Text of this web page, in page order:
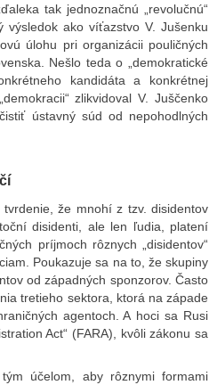
tak jednoznačnú „revolučnú“
výsledok ako víťazstvo V. Jušenku
úlohu pri organizácii pouličných
Nešlo teda o „demokratické
kandidáta a konkrétnej
zlikvidoval V. Juščenko
ústavný súd od nepohodlných
že mnohí z tzv. disidentov
disidenti, ale len ľudia, platení
príjmoch rôznych „disidentov“
Poukazuje sa na to, že skupiny
od západných sponzorov. Často
tretieho sektora, ktorá na západe
agentoch. A hoci sa Rusi
Act“ (FARA), kvôli zákonu sa
účelom, aby rôznymi formami